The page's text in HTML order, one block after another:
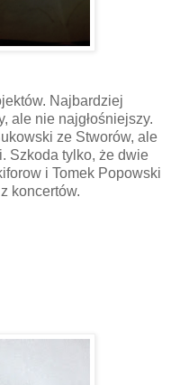
Najbardziej
ale nie najgłośniejszy.
ze Stworów, ale
Szkoda tylko, że dwie
i Tomek Popowski
koncertów.